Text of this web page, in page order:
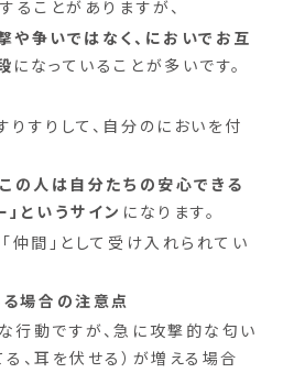
ることがありますが、
や争いではなく、においでお互
になっていることが多いです。
すりして、自分のにおいを付
この人は自分たちの安心できる
というサイン になります。
仲間」として受け入れられてい
場合の注意点
行動ですが、急に攻撃的な匂い
、耳を伏せる）が増える場合